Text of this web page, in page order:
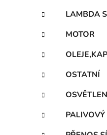
LAMBDA
MOTOR
OSTATNÍ
PALIVOVÝ